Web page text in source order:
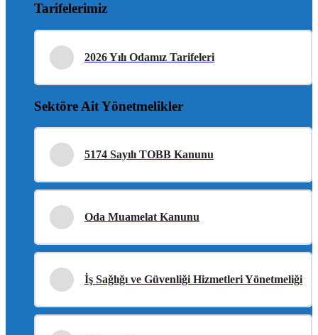
Tarifelerimiz
2026 Yılı Odamız Tarifeleri
Sektöre Ait Yönetmelikler
5174 Sayılı TOBB Kanunu
Oda Muamelat Kanunu
İş Sağlığı ve Güvenliği Hizmetleri Yönetmeliği